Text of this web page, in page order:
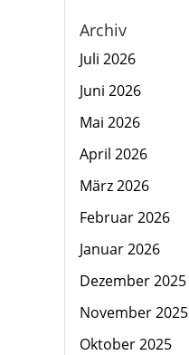
Archiv
Juli 2026
Juni 2026
Mai 2026
April 2026
März 2026
Februar 2026
Januar 2026
Dezember 2025
November 2025
Oktober 2025